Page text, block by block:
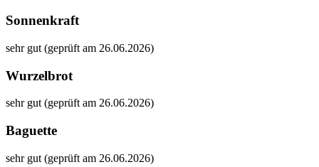
Sonnenkraft
sehr gut (geprüft am 26.06.2026)
Wurzelbrot
sehr gut (geprüft am 26.06.2026)
Baguette
sehr gut (geprüft am 26.06.2026)